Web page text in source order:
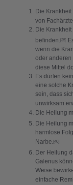
Die
von
Die
befinden.[35]
wenn die
oder anderen
diese Mittel
Es dürfen
eine solche
sein, dass
unwirksam
Die Heilung
Die Heilung
harmlose
Narbe.[40]
Der Heilung
Galenus
Weise
einfache